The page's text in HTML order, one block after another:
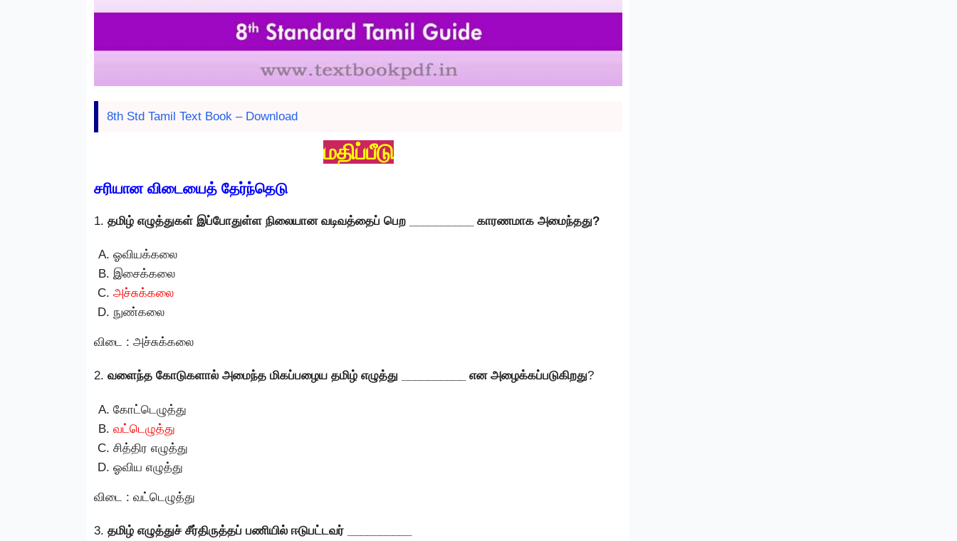
8th Std Tamil Text Book – Download
மதிப்பீடு
சரியான விடையைத் தேர்ந்தெடு
1. தமிழ் எழுத்துகள் இப்போதுள்ள நிலையான வடிவத்தைப் பெற __________ காரணமாக அமைந்தது?
ஓவியக்கலை
இசைக்கலை
அச்சுக்கலை
நுண்கலை
விடை : அச்சுக்கலை
2. வளைந்த கோடுகளால் அமைந்த மிகப்பழைய தமிழ் எழுத்து __________ என அழைக்கப்படுகிறது?
கோட்டெழுத்து
வட்டெழுத்து
சித்திர எழுத்து
ஓவிய எழுத்து
விடை : வட்டெழுத்து
3. தமிழ் எழுத்துச் சீர்திருத்தப் பணியில் ஈடுபட்டவர் __________